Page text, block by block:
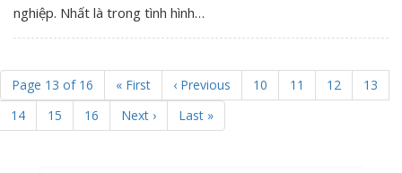
nghiệp. Nhất là trong tình hình…
Page 13 of 16 « First ‹ Previous 10 11 12
13
14
15 16 Next › Last »